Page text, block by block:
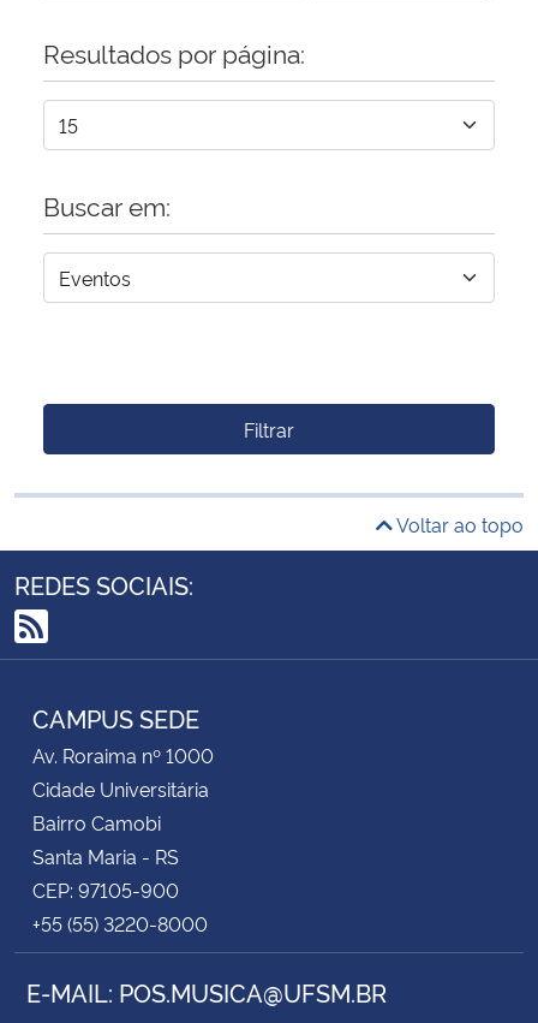
Resultados por página:
Buscar em:
Filtrar
Voltar ao topo
REDES SOCIAIS:
RSS
CAMPUS SEDE
Av. Roraima nº 1000
Cidade Universitária
Bairro Camobi
Santa Maria - RS
CEP: 97105-900
+55 (55) 3220-8000
E-MAIL: POS.MUSICA@UFSM.BR